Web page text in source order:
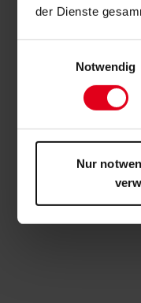
der Dienste
Notwendig
Nur